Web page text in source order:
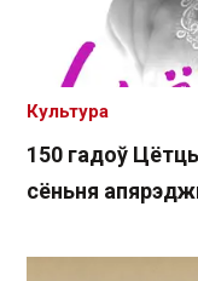
150 гадоў
сёньня
Культура